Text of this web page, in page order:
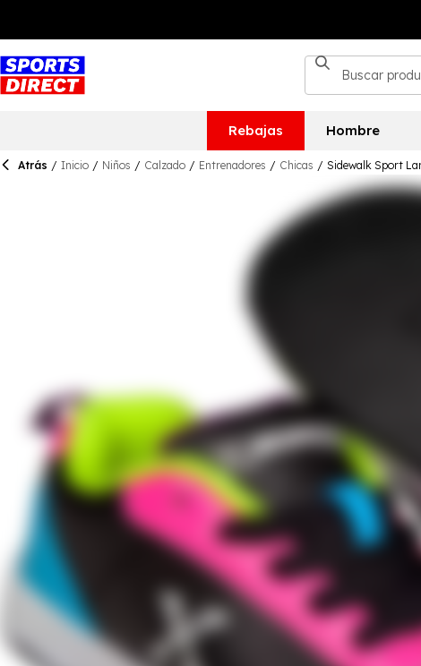
Rebajas Hombre
Atrás / Inicio / Niños / Calzado / Entrenadores / Chicas / Sidewalk Sport